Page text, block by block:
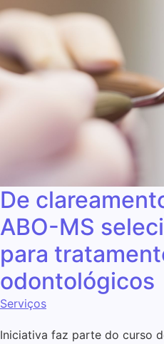
De
ABO-MS
para
odontológicos
Serviços
Iniciativa faz parte do curso